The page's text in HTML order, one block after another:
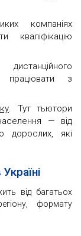
компаніях
кваліфікацію
працювати з
. Тут тьютори
— від
дорослих, які
від багатьох
формату